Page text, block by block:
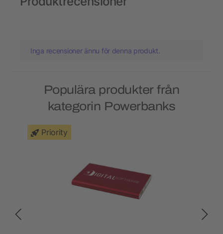
Inga recensioner ännu för denna produkt.
Populära produkter från
kategorin Powerbanks
Priority